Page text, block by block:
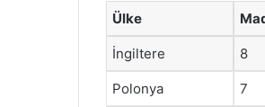
Ülke
İngiltere 8
Polonya 7